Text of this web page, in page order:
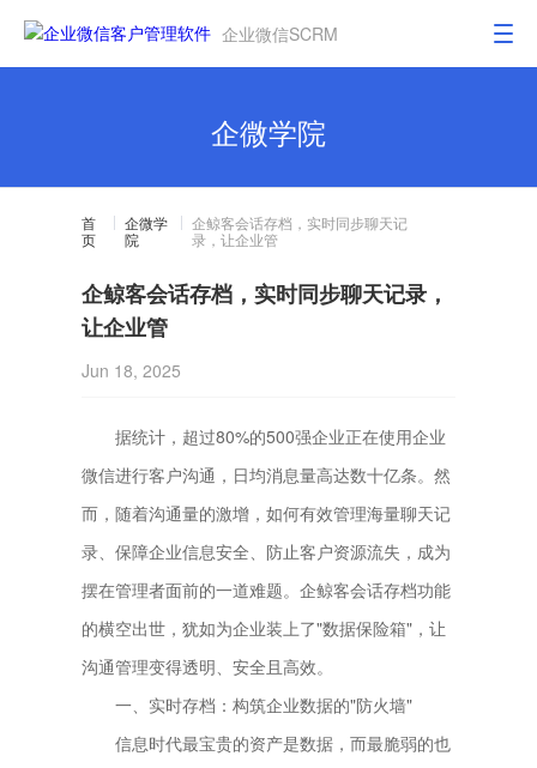
企业微信SCRM
企微学院
首
页
企微学
院
企鲸客会话存档，实时同步聊天记
录，让企业管
企鲸客会话存档，实时同步聊天记录，
让企业管
Jun 18, 2025
据统计，超过80%的500强企业正在使用企业
微信进行客户沟通，日均消息量高达数十亿条。然
而，随着沟通量的激增，如何有效管理海量聊天记
录、保障企业信息安全、防止客户资源流失，成为
摆在管理者面前的一道难题。企鲸客会话存档功能
的横空出世，犹如为企业装上了"数据保险箱"，让
沟通管理变得透明、安全且高效。
一、实时存档：构筑企业数据的"防火墙"
信息时代最宝贵的资产是数据，而最脆弱的也